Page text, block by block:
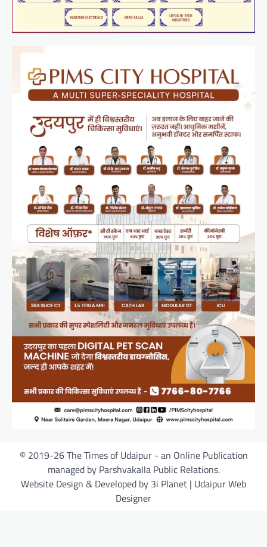
© 2019-26 The Times of Udaipur - an Online Publication
managed by Parshvakalla Public Relations.
Website Design & Developed by 3i Planet | Udaipur Web
Designer